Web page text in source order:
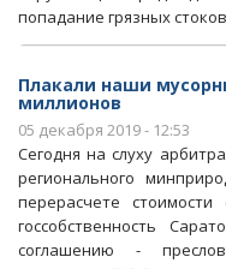
попадание грязных
Плакали наши
миллионов
05 декабря 2019 - 12:53
Сегодня на слуху
регионального
перерасчете
госсобственность
соглашению -